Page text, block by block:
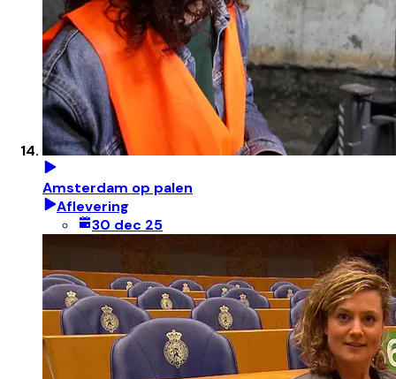
Amsterdam op palen
Aflevering
30 dec 25